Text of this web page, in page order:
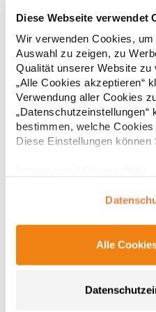
Diese Webseite verwendet
Wir verwenden Cookies,
Auswahl zu zeigen, zu
Qualität unserer Website
„Alle Cookies akzeptieren“
Verwendung aller Cookies
„Datenschutzeinstellungen“
bestimmen, welche
Diese Einstellungen können
Alle
RY6618 Roly Eco Damen
Tailliertes Kurzarm-Poloshirt für
Baumwolle Kragen und Ärmelbündchen aus 1x1-Rippe
Knopfleiste mit zwei Knöpfen Verstärkte Nahtabdeckung am
Kragen Seitenschlitze am Saum Herausreißbares
LabelPfegehinweis: 40 °C
210 g/
Grey: 85% Baumwolle / 15%
Produktsicherheit: Herst.-Nr.:
* Preise inkl. gesetzlicher Mwst. +